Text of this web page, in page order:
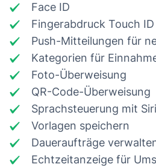
Face ID
Fingerabdruck Touch
Push-Mitteilungen für
Kategorien für
Foto-Überweisung
QR-Code-Überweisung
Sprachsteuerung mit Siri
Vorlagen speichern
Daueraufträge
Echtzeitanzeige für